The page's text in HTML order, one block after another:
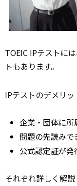
TOEIC IPテストに
トもあります。
IPテストのデメリッ
企業・団体に
問題の先読み
公式認定証が発
それぞれ詳しく解説